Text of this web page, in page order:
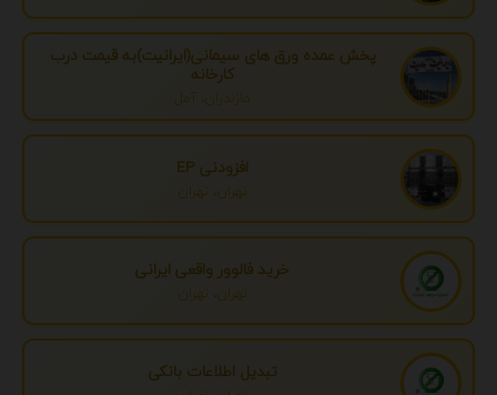
پخش عمده ورق های سیمانی(ایرانیت)به قیمت درب
کارخانه
مازندران، آمل
افزودنی EP
تهران، تهران
خرید فالوور واقعی ایرانی
تهران، تهران
تبدیل اطلاعات بانکی